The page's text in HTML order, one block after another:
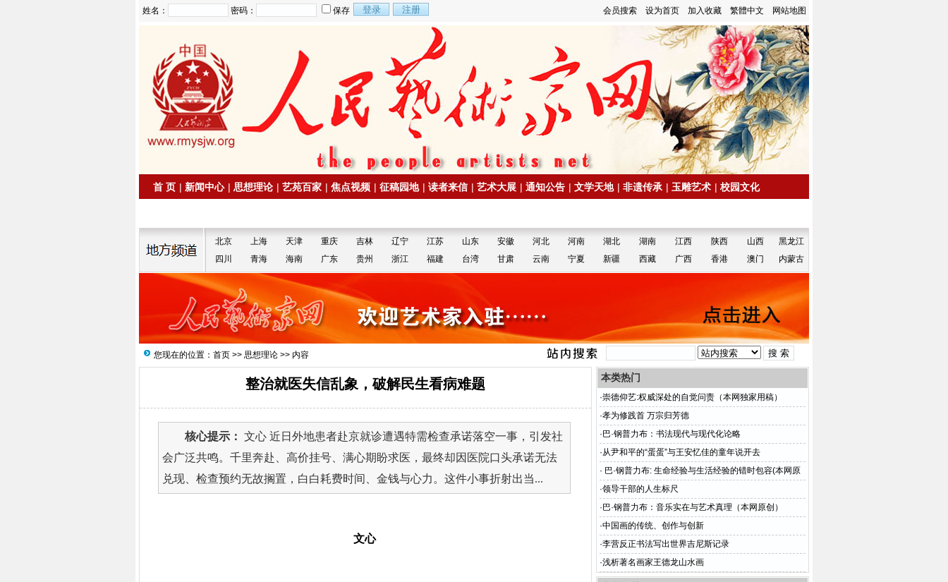
会员搜索 设为首页 加入收藏 繁體中文 网站地图
姓名： 密码： 保存
首 页 | 新闻中心 | 思想理论 | 艺苑百家 | 焦点视频 | 征稿园地 | 读者来信 | 艺术大展 | 通知公告 | 文学天地 | 非遗传承 | 玉雕艺术 | 校园文化
北京 上海 天津 重庆 吉林 辽宁 江苏 山东 安徽 河北 河南 湖北 湖南 江西 陕西 山西
黑龙江
四川
青海 海南 广东 贵州 浙江 福建 台湾 甘肃 云南 宁夏 新疆 西藏 广西 香港 澳门 内蒙古
您现在的位置： 首页 >> 思想理论 >> 内容
整治就医失信乱象，破解民生看病难题
核心提示： 文心 近日外地患者赴京就诊遭遇特需检查承诺落空一事，引发社
会广泛共鸣。千里奔赴、高价挂号、满心期盼求医，最终却因医院口头承诺无法
兑现、检查预约无故搁置，白白耗费时间、金钱与心力。这件小事折射出当...
文心
本类热门
·崇德仰艺:权威深处的自觉问责（本网独家用稿）
·孝为修践首 万宗归芳德
· 巴·钢普力布：书法现代与现代化论略
·从尹和平的“蛋蛋”与王安忆佳的童年说开去
· 巴·钢普力布: 生命经验与生活经验的错时包容(本网原
创)
·领导干部的人生标尺
· 巴·钢普力布：音乐实在与艺术真理（本网原创）
·中国画的传统、创作与创新
·李营反正书法写出世界吉尼斯记录
·浅析著名画家王德龙山水画